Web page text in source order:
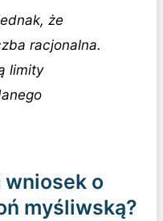
że
racjonalna.
limity
wniosek o
myśliwską?